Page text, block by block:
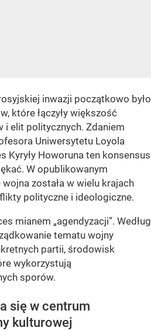
inwazji początkowo było
które łączyły większość
i elit politycznych. Zdaniem
Uniwersytetu Loyola
Kyryły Howoruna ten konsensus
W opublikowanym
została w wielu krajach
polityczne i ideologiczne.
mianem „agendyzacji”. Według
tematu wojny
partii, środowisk
wykorzystują
sporów.
się w centrum
kulturowej